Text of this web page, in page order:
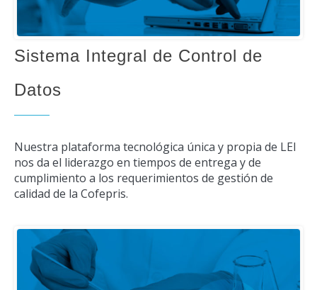
Sistema Integral de Control de
Datos
Nuestra plataforma tecnológica única y propia de LEI
nos da el liderazgo en tiempos de entrega y de
cumplimiento a los requerimientos de gestión de
calidad de la Cofepris.